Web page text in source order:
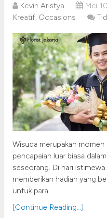
Kevin Aristya Mei
Kreatif Occasions
Wisuda merupakan
pencapaian luar biasa
seseorang. Di hari
memberikan hadiah yang
untuk para …
[Continue Reading...]